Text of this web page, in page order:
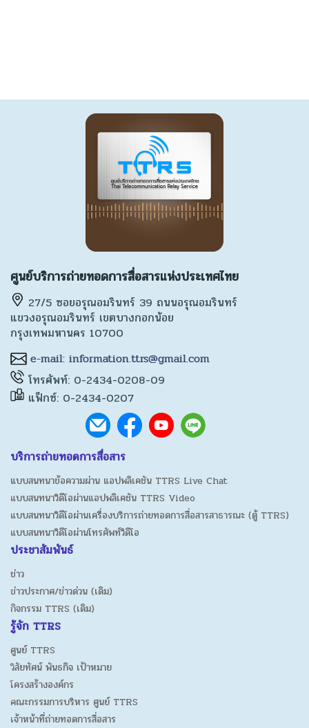
ศูนย์บริการถ่ายทอดการสื่อสารแห่งประเทศไทย
27/5 ซอยอรุณอมรินทร์ 39 ถนนอรุณอมรินทร์
แขวงอรุณอมรินทร์ เขตบางกอกน้อย
กรุงเทพมหานคร 10700
โทรศัพท์: 0-2434-0208-09
แฟ็กซ์: 0-2434-0207
บริการถ่ายทอดการสื่อสาร
แบบสนทนาข้อความผ่าน แอปพลิเคชัน TTRS Live Chat
แบบสนทนาวิดีโอผ่านแอปพลิเคชัน TTRS Video
แบบสนทนาวิดีโอผ่านเครื่องบริการถ่ายทอดการสื่อสารสาธารณะ (ตู้ TTRS)
แบบสนทนาวิดีโอผ่านโทรศัพท์วิดีโอ
ประชาสัมพันธ์
ข่าว
ข่าวประกาศ/ข่าวด่วน (เดิม)
กิจกรรม TTRS (เดิม)
รู้จัก TTRS
ศูนย์ TTRS
วิสัยทัศน์ พันธกิจ เป้าหมาย
โครงสร้างองค์กร
คณะกรรมการบริหาร ศูนย์ TTRS
เจ้าหน้าที่ถ่ายทอดการสื่อสาร